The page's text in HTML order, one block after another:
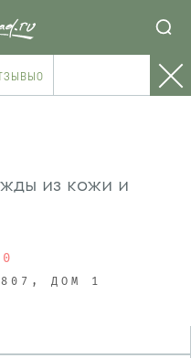
0
из кожи и
ДОМ 1